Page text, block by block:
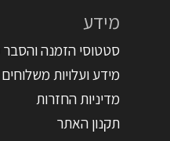
מידע
סטטוסי הזמנה
מידע ועלויות משלוחים
מדיניות החזרות
תקנון האתר